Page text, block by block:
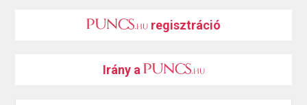
regisztráció
Irány a